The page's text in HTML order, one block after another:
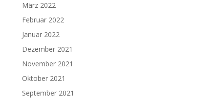
März 2022
Februar 2022
Januar 2022
Dezember 2021
November 2021
Oktober 2021
September 2021